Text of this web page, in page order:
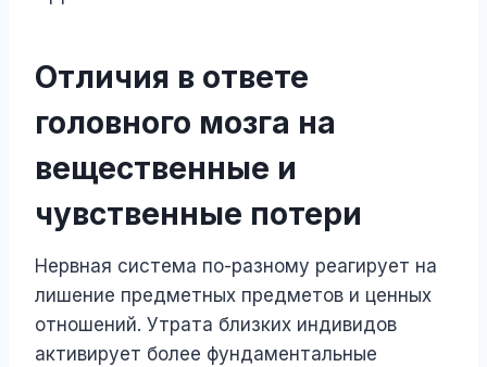
Отличия в ответе
головного мозга на
вещественные и
чувственные потери
Нервная система по-разному реагирует на
лишение предметных предметов и ценных
отношений. Утрата близких индивидов
активирует более фундаментальные